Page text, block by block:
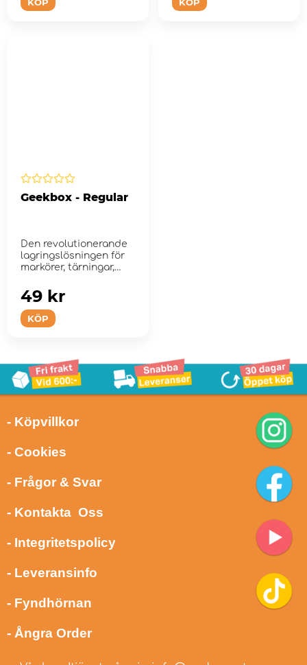
Geekbox - Regular
Den revolutionerande
lagringslösningen för
markörer, tärningar,
KÖP
49 kr
- Köpvillkor
- Cookies
- Frågor & Svar
- Kontakta Oss
- Integritetspolicy
- Leveransinfo
- Fyndhörnan
- Ångra Order